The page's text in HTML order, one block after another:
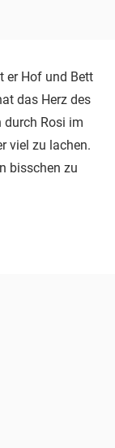
er Hof und Bett
das Herz des
durch Rosi im
viel zu lachen.
bisschen zu